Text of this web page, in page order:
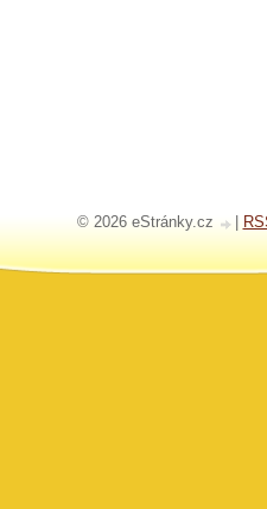
© 2026 eStránky.cz